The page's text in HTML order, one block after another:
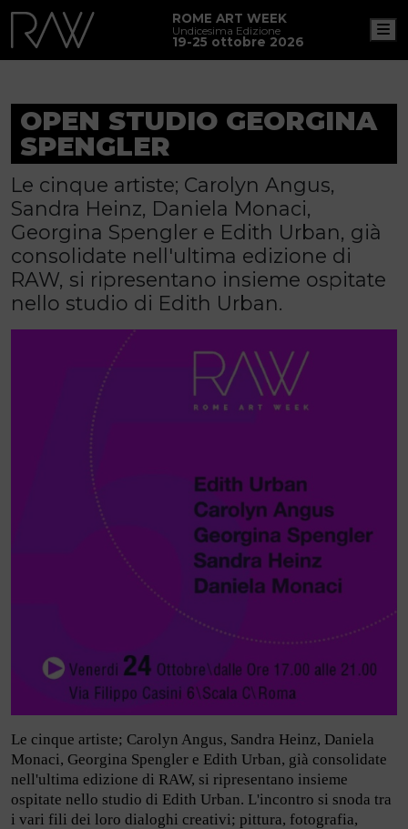
ROME ART WEEK
Undicesima Edizione
19-25 ottobre 2026
OPEN STUDIO GEORGINA
SPENGLER
Le cinque artiste; Carolyn Angus,
Sandra Heinz, Daniela Monaci,
Georgina Spengler e Edith Urban, già
consolidate nell'ultima edizione di
RAW, si ripresentano insieme ospitate
nello studio di Edith Urban.
Le cinque artiste; Carolyn Angus, Sandra Heinz, Daniela
Monaci, Georgina Spengler e Edith Urban, già consolidate
nell'ultima edizione di RAW, si ripresentano insieme
ospitate nello studio di Edith Urban. L'incontro si snoda tra
i vari fili dei loro dialoghi creativi; pittura, fotografia,